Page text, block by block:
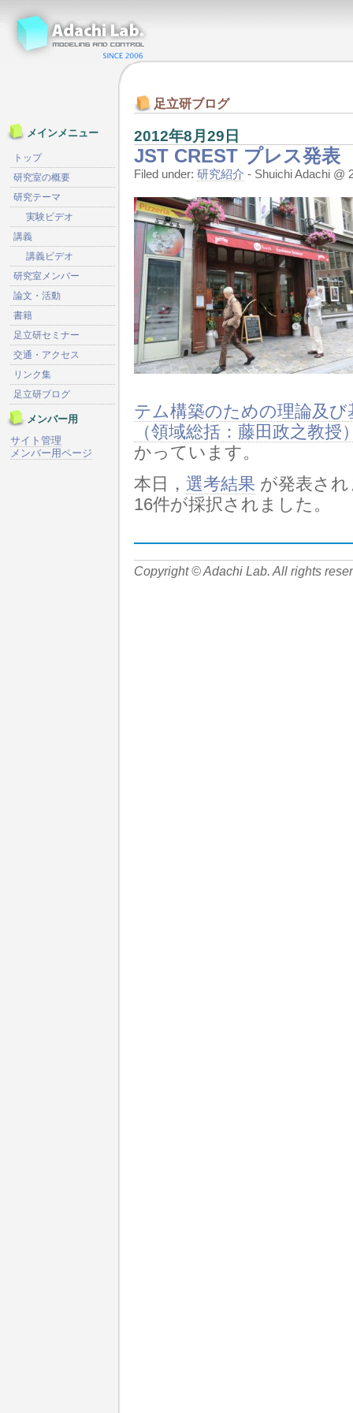
足立研ブログ
2012年8月29日
JST CREST プレス発表
Filed under: 研究紹介 - Shuichi Adachi @
テム構築のための理論及
（領域総括：藤田政之教授
かっています。
本日， 選考結果 が発表さ
16件が採択されました。
Copyright © Adachi Lab. All rights
メインメニュー
トップ
研究室の概要
研究テーマ
実験ビデオ
講義
講義ビデオ
研究室メンバー
論文・活動
書籍
足立研セミナー
交通・アクセス
リンク集
足立研ブログ
メンバー用
サイト管理
メンバー用ページ